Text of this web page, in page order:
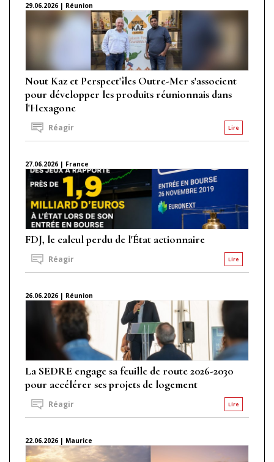
29.06.2026 | Réunion
Nout Kaz et Perspect'îles Outre-Mer s'associent
pour développer les produits réunionnais dans
l'Hexagone
Lire
Réagir
27.06.2026 | France
FDJ, le calcul perdu de l'État actionnaire
Lire
Réagir
26.06.2026 | Réunion
La SEDRE engage sa feuille de route 2026-2030
pour accélérer ses projets de logement
Lire
Réagir
22.06.2026 | Maurice